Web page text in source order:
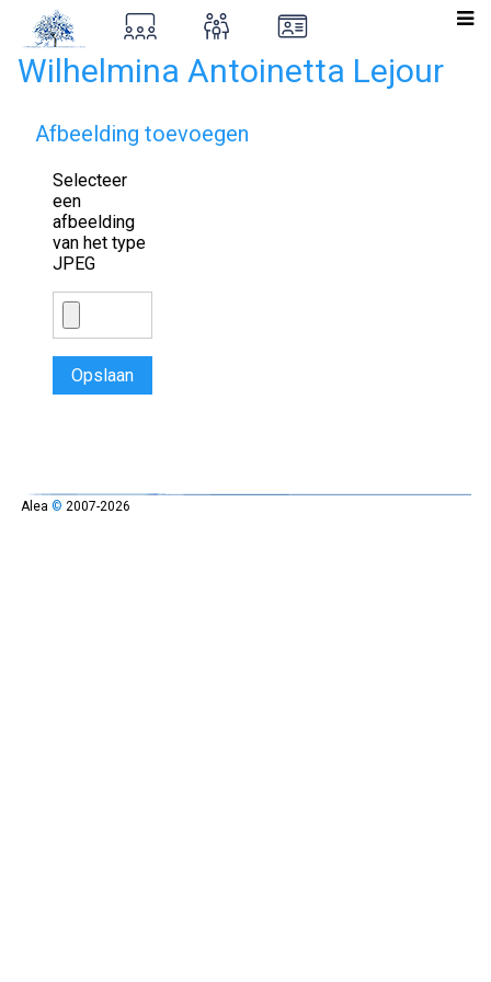
Wilhelmina Antoinetta Lejour
Afbeelding toevoegen
Selecteer
een
afbeelding
van het type
JPEG
Opslaan
Alea © 2007-2026